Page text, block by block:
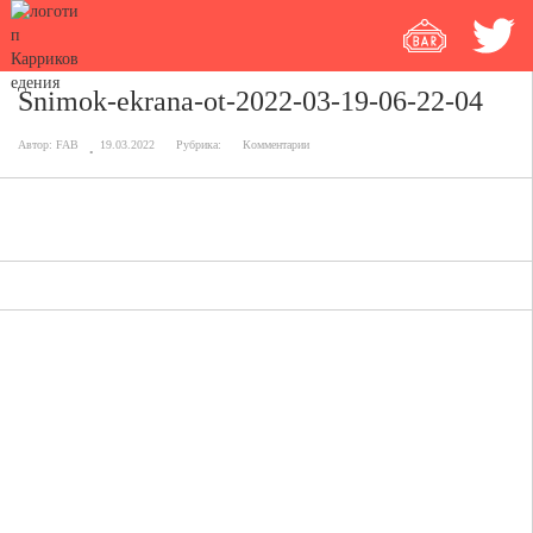
Snimok-ekrana-ot-2022-03-19-06-22-04
Автор: FAB 19.03.2022 Рубрика: Комментарии